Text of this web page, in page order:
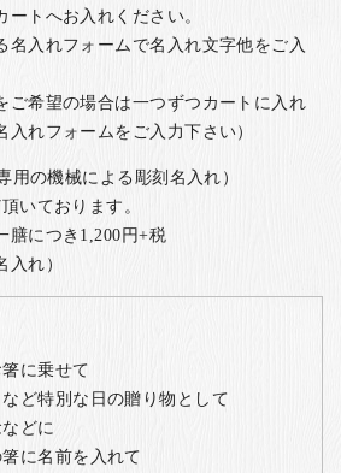
トへお入れください。
名入れフォームで名入れ文字他をご入
ご希望の場合は一つずつカートに入れ
れフォームをご入力下さい）
用の機械による彫刻名入れ）
いております。
膳につき1,200円+税
入れ）
に乗せて
ど特別な日の贈り物として
どに
に名前を入れて